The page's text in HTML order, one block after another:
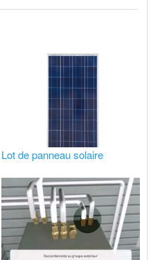
Lot de panneau solaire